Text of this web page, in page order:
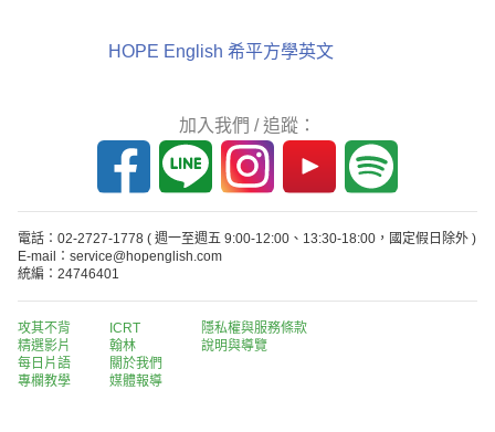
HOPE English 希平方學英文
加入我們 / 追蹤：
電話：02-2727-1778 ( 週一至週五 9:00-12:00、13:30-18:00，國定假日除外 )
E-mail：service@hopenglish.com
統編：24746401
攻其不背
精選影片
每日片語
專欄教學
ICRT
翰林
關於我們
媒體報導
隱私權與服務條款
說明與導覽